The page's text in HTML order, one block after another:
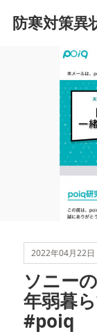
防寒対策異
2022年04月22日
ソニー
年弱暮
#poiq